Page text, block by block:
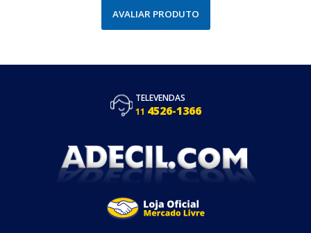
AVALIAR PRODUTO
TELEVENDAS
11 4526-1366